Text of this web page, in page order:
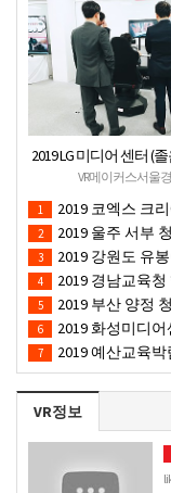
2019 LG 미디어 센터 (
주운전 체험 행사) VR 체
대여 행사
VR메이커스서울
1 2019 코엑스 크리에이터
2 2019 울주 서부
3 2019 강원도 유봉여자 중
4 2019 경남교육청 행
5 2019 부산 양정
6 2019 화성미디어센터
7 2019 예산교육박람회(운봉길
VR정보